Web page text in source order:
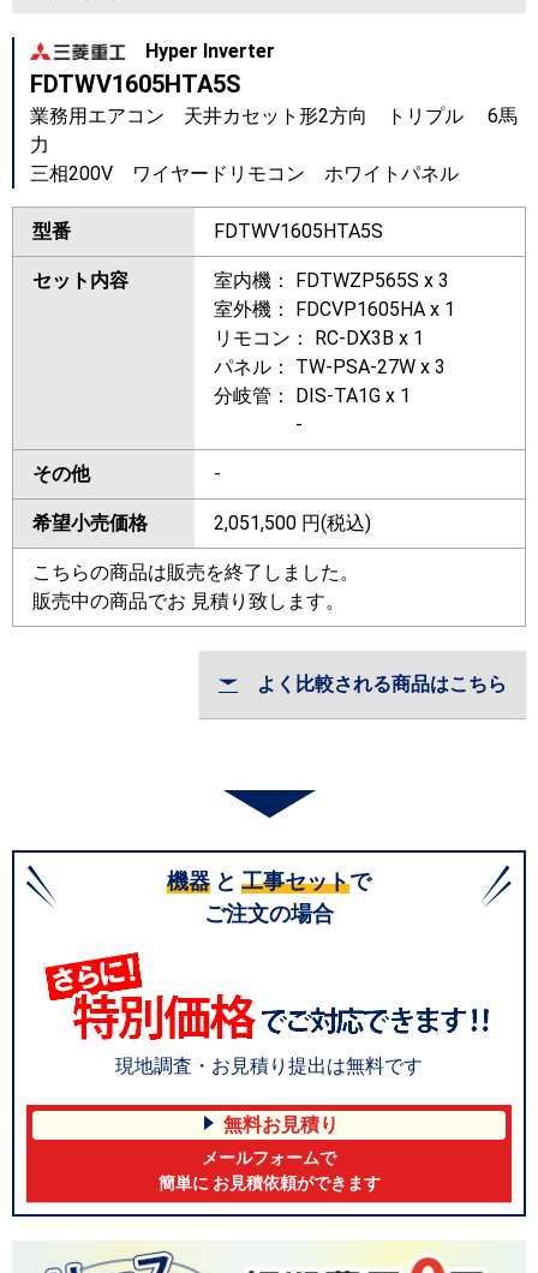
Hyper Inverter
FDTWV1605HTA5S
業務用エアコン 天井カセット形2方向 トリプル 6馬
力
三相200V ワイヤードリモコン ホワイトパネル
型番 FDTWV1605HTA5S
セット内容
室内機： FDTWZP565S x 3
室外機： FDCVP1605HA x 1
リモコン： RC-DX3B x 1
パネル： TW-PSA-27W x 3
分岐管： DIS-TA1G x 1
-
その他 -
希望小売価格 2,051,500 円(税込)
こちらの商品は販売を終了しました。
販売中の商品でお 見積り致します。
よく比較される商品はこちら
機器 と 工事セットで
ご注文の場合
現地調査・お見積り提出は無料です
無料お見積り
メールフォームで
簡単に お見積依頼ができます